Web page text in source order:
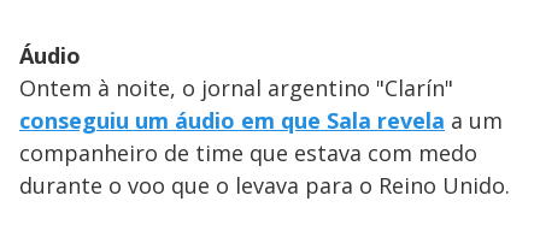
Áudio
Ontem à noite, o jornal argentino "Clarín"
conseguiu um áudio em que Sala revela a um
companheiro de time que estava com medo
durante o voo que o levava para o Reino Unido.